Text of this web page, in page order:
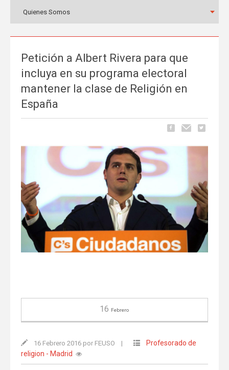
Quienes Somos
Petición a Albert Rivera para que
incluya en su programa electoral
mantener la clase de Religión en
España
16 Febrero
16 Febrero 2016 por FEUSO |
Profesorado de
religion - Madrid